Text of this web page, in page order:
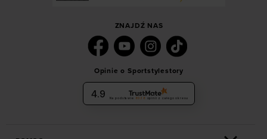
ZNAJDŹ NAS
Opinie o Sportstylestory
4.9 Na podstawie 6036 opinii z całego okresu